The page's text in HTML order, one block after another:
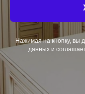
Нажимая на кнопку, вы
данных и